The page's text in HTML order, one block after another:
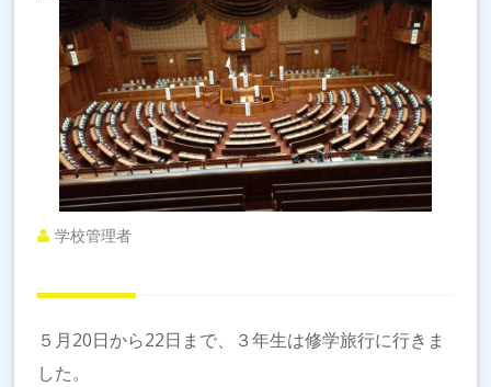
学校管理者
５月20日から22日まで、３年生は修学旅行に行きま
した。